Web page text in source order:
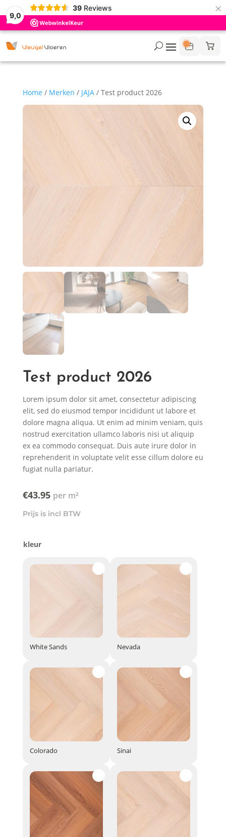
9,0
39 Reviews ×
Home / Merken / JAJA/ Test product 2026
Test product 2026
Lorem ipsum dolor sit amet, consectetur adipiscing
elit, sed do eiusmod tempor incididunt ut labore et
dolore magna aliqua. Ut enim ad minim veniam, quis
nostrud exercitation ullamco laboris nisi ut aliquip
ex ea commodo consequat. Duis aute irure dolor in
reprehenderit in voluptate velit esse cillum dolore eu
fugiat nulla pariatur.
€43.95
Prijs is incl BTW
kleur
White Sands Nevada
Colorado Sinai
Sahara